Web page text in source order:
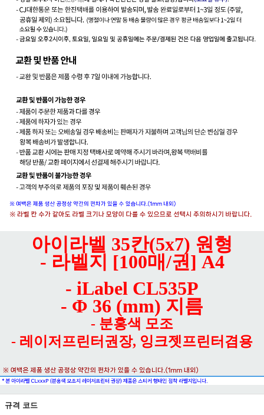
아이라벨 35칸(5x7) 원형
- 라벨지 [100매/권] A4
- iLabel CL535P
- Φ 36 (mm) 지름
- 분홍색 모조
- 레이저프린터권장, 잉크젯프린터겸용
규격 코드